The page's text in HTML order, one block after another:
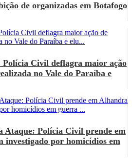
de organizadas em Botafogo
Polícia Civil deflagra maior ação
no Vale do Paraíba e
Ataque: Polícia Civil prende em
investigado por homicídios em